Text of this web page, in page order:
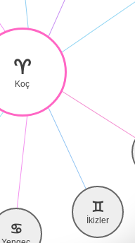
♈
Koç
♊
İkizler
♋